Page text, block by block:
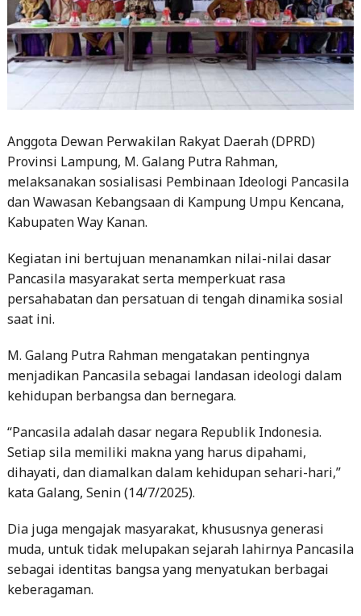
Anggota Dewan Perwakilan Rakyat Daerah (DPRD)
Provinsi Lampung, M. Galang Putra Rahman,
melaksanakan sosialisasi Pembinaan Ideologi Pancasila
dan Wawasan Kebangsaan di Kampung Umpu Kencana,
Kabupaten Way Kanan.
Kegiatan ini bertujuan menanamkan nilai-nilai dasar
Pancasila masyarakat serta memperkuat rasa
persahabatan dan persatuan di tengah dinamika sosial
saat ini.
M. Galang Putra Rahman mengatakan pentingnya
menjadikan Pancasila sebagai landasan ideologi dalam
kehidupan berbangsa dan bernegara.
“Pancasila adalah dasar negara Republik Indonesia.
Setiap sila memiliki makna yang harus dipahami,
dihayati, dan diamalkan dalam kehidupan sehari-hari,”
kata Galang, Senin (14/7/2025).
Dia juga mengajak masyarakat, khususnya generasi
muda, untuk tidak melupakan sejarah lahirnya Pancasila
sebagai identitas bangsa yang menyatukan berbagai
keberagaman.